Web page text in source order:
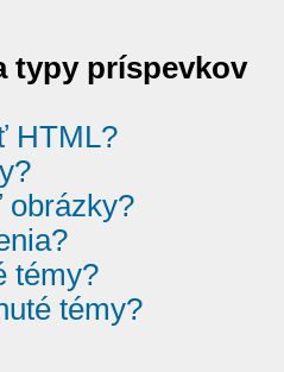
typy príspevkov
HTML?
obrázky?
témy?
témy?